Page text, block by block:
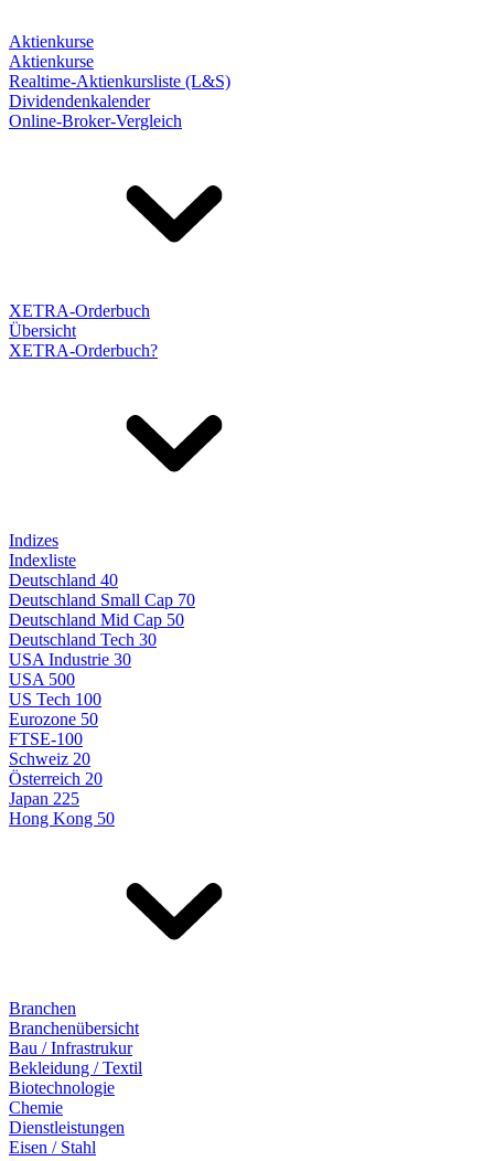
Aktienkurse
Aktienkurse
Realtime-Aktienkursliste (L&S)
Dividendenkalender
Online-Broker-Vergleich
XETRA-Orderbuch
Übersicht
XETRA-Orderbuch?
Indizes
Indexliste
Deutschland 40
Deutschland Small Cap 70
Deutschland Mid Cap 50
Deutschland Tech 30
USA Industrie 30
USA 500
US Tech 100
Eurozone 50
FTSE-100
Schweiz 20
Österreich 20
Japan 225
Hong Kong 50
Branchen
Branchenübersicht
Bau / Infrastrukur
Bekleidung / Textil
Biotechnologie
Chemie
Dienstleistungen
Eisen / Stahl